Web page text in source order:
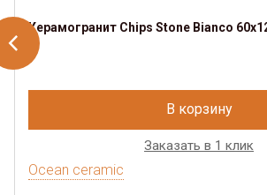
Керамогранит Chips Stone Bianco
В корзину
Заказать в 1 клик
Ocean ceramic